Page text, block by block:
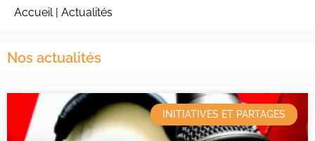
Accueil| Actualités
Nos actualités
INITIATIVES ET PARTAGES